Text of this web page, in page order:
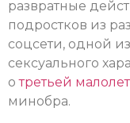
развратные
подростков из
соцсети, одной
сексуального
отретьей
минобра.